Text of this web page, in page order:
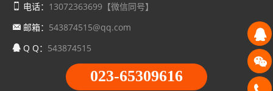
电话： 13072363699【微信同号】
邮箱： 543874515@qq.com
Q Q： 543874515
023-65309616